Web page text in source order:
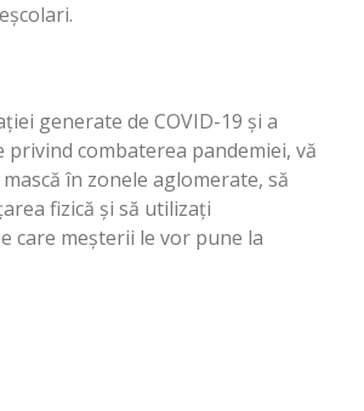
generate de COVID-19 și a
combaterea pandemiei, vă
în zonele aglomerate, să
fizică și să utilizați
care meșterii le vor pune la